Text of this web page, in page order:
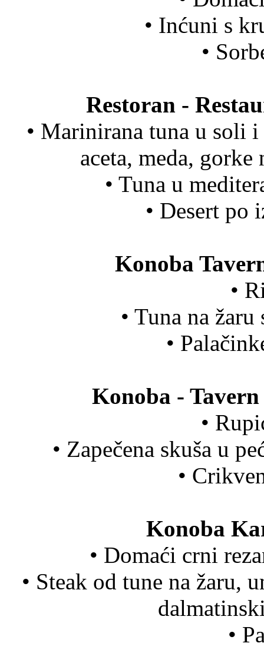
• Inćuni s
•
Restoran -
• Marinirana tuna u soli
aceta, meda,
• Tuna u
• Desert po
Konoba
•
• Tuna na
•
Konoba -
•
• Zapečena skuša u
•
Konoba
• Domaći crni
• Steak od tune na žaru,
•